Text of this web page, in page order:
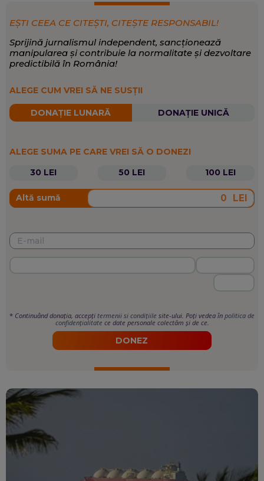
EȘTI CEEA CE CITEȘTI, CITEȘTE RESPONSABIL!
Sprijină jurnalismul independent, sancționează
manipularea și contribuie la normalitate și dezvoltare
predictibilă în România!
ALEGE CUM VREI SĂ NE SUSȚII
DONAȚIE LUNARĂ DONAȚIE UNICĂ
ALEGE SUMA PE CARE VREI SĂ O DONEZI
30 LEI
50 LEI 100 LEI
Altă sumă LEI
* Continuând donația, accepți termenii si condițiile site-ului. Poți vedea în politica de
confidențialitate ce date personale colectăm și de ce.
DONEZ